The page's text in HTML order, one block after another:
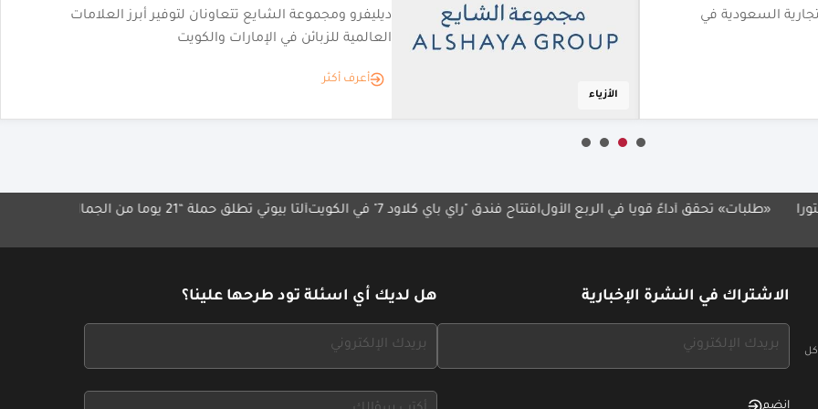
مطاعم
المأكولات والمشروبات بافتتاح المطعم في فندق "راي باي
أبرز العلامات
تحقق أداءً قوياً في الربع الأولافتتاح فندق "راي باي كلاود 7" في الكويت ألتا بيوتي تطلق حملة “21 يوماً من الجمال
برنامج مكافآت أورا
كل
الاشتراك في النشرة الإخبارية
this,
إنضم
هل لديك أي اسئلة تود طرحها علينا؟
this,